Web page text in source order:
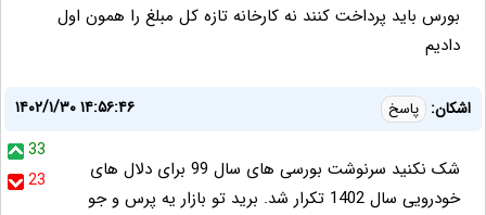
بورس باید پرداخت کنند نه کارخانه تازه کل مبلغ را همون اول
دادیم
اشکان: پاسخ
۱۴۰۲/۱/۳۰ ۱۴:۵۶:۴۶
33
23
شک نکنید سرنوشت بورسی های سال 99 برای دلال های
خودرویی سال 1402 تکرار شد. برید تو بازار یه پرس و جو